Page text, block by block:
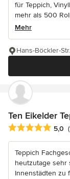
für Teppich,
mehr als 500
Mehr
Hans-Böckler-
Ten Eikelder
5,0
Teppich
heutzutage sehr
Innenstädten zu